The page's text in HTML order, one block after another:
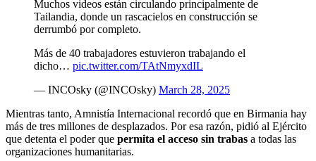
Muchos videos están circulando principalmente de
Tailandia, donde un rascacielos en construcción se
derrumbó por completo.
Más de 40 trabajadores estuvieron trabajando el
dicho… pic.twitter.com/TAtNmyxdIL
— INCOsky (@INCOsky) March 28, 2025
Mientras tanto, Amnistía Internacional recordó que en Birmania hay
más de tres millones de desplazados. Por esa razón, pidió al Ejército
que detenta el poder que permita el acceso sin trabas a todas las
organizaciones humanitarias.